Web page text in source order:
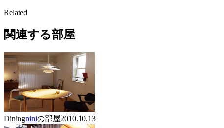
Related
関連する部屋
Diningniniの部屋2010.10.13